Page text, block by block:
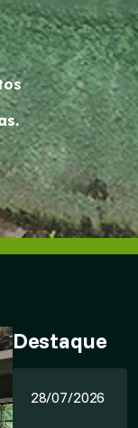
Destaque
28/07/2026